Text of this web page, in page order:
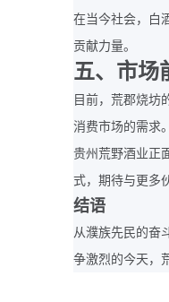
在当今社会，白
贡献力量。
五、市场
目前，荒郡烧坊
消费市场的需求。
贵州荒野酒业正
式，期待与更多
结语
从濮族先民的奋
争激烈的今天，